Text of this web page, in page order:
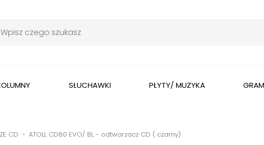
SŁUCHAWKI PŁYTY/ MUZYKA
CD ATOLL CD80 EVO/ BL - odtwarzacz CD ( czarny)